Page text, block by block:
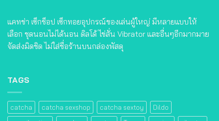
TAGS
egg vibration
ของปลอม
ของเทียม ของเทียมสําหรับผู้ชาย
ของเล่นผู้ใหญ่